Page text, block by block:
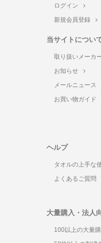
ログイン
新規会員登録
当サイトについ
取り扱いメーカ
お知らせ
メールニュース
お買い物ガイド
ヘルプ
タオルの上手な
よくあるご質問
大量購入・法人
100以上の大量購